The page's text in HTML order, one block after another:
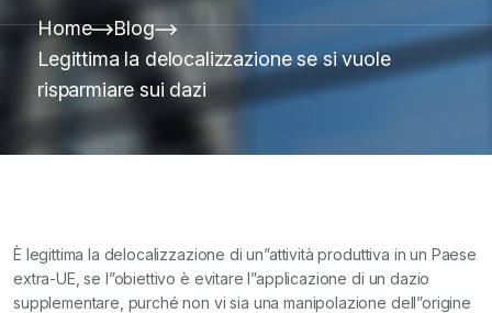
Home
Blog
Legittima la delocalizzazione se si vuole
risparmiare sui dazi
È legittima la delocalizzazione di un”attività produttiva in un Paese
extra-UE, se l”obiettivo è evitare l”applicazione di un dazio
supplementare, purché non vi sia una manipolazione dell”origine